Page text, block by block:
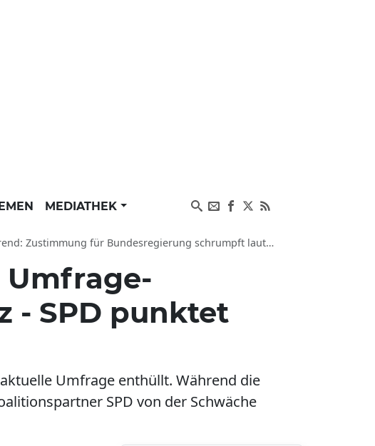
MEDIATHEK
für Bundesregierung schrumpft laut Sonntagsfrage-Umfrage
Umfrage-
- SPD punktet
Umfrage enthüllt. Während die
SPD von der Schwäche